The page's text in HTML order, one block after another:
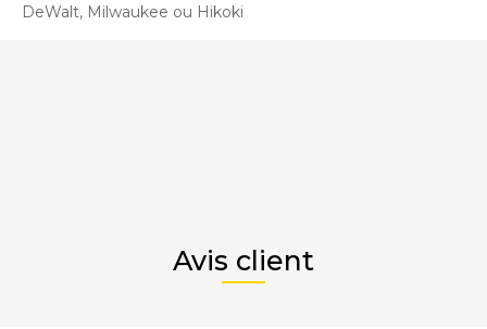
DeWalt, Milwaukee ou Hikoki
Avis client